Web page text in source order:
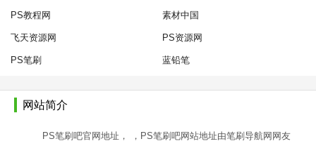
PS教程网 素材中国
飞天资源网 PS资源网
PS笔刷 蓝铅笔
网站简介
PS笔刷吧官网地址， ，PS笔刷吧网站地址由笔刷导航网网友